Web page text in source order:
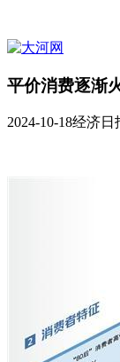
平价消费逐渐
2024-10-18经济日